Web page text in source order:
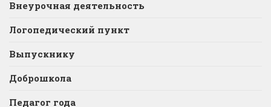
Внеурочная деятельность
Логопедический пункт
Выпускнику
Доброшкола
Педагог года